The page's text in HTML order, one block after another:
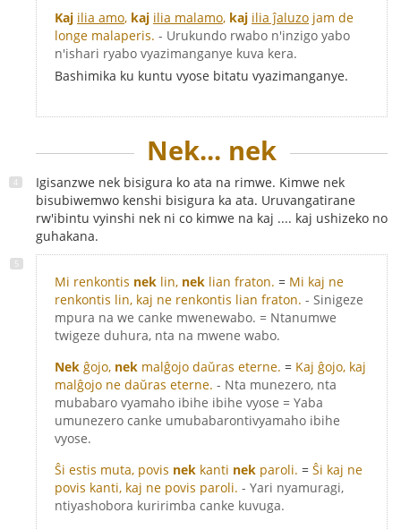
Kaj ilia amo, kaj ilia malamo, kaj ilia ĵaluzo jam de
longe malaperis. - Urukundo rwabo n'inzigo yabo
n'ishari ryabo vyazimanganye kuva kera.
Bashimika ku kuntu vyose bitatu vyazimanganye.
Nek... nek
Igisanzwe nek bisigura ko ata na rimwe. Kimwe nek
bisubiwemwo kenshi bisigura ka ata. Uruvangatirane
rw'ibintu vyinshi nek ni co kimwe na kaj .... kaj ushizeko no
guhakana.
Mi renkontis nek lin, nek lian fraton. = Mi kaj ne
renkontis lin, kaj ne renkontis lian fraton. - Sinigeze
mpura na we canke mwenewabo. = Ntanumwe
twigeze duhura, nta na mwene wabo.
Nek ĝojo, nek malĝojo daŭras eterne. = Kaj ĝojo, kaj
malĝojo ne daŭras eterne. - Nta munezero, nta
mubabaro vyamaho ibihe ibihe vyose = Yaba
umunezero canke umubabarontivyamaho ibihe
vyose.
Ŝi estis muta, povis nek kanti nek paroli. = Ŝi kaj ne
povis kanti, kaj ne povis paroli. - Yari nyamuragi,
ntiyashobora kuririmba canke kuvuga.